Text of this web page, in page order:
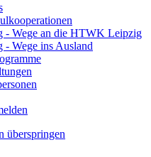
- Wege an die HTWK Leipzig
- Wege ins Ausland
überspringen